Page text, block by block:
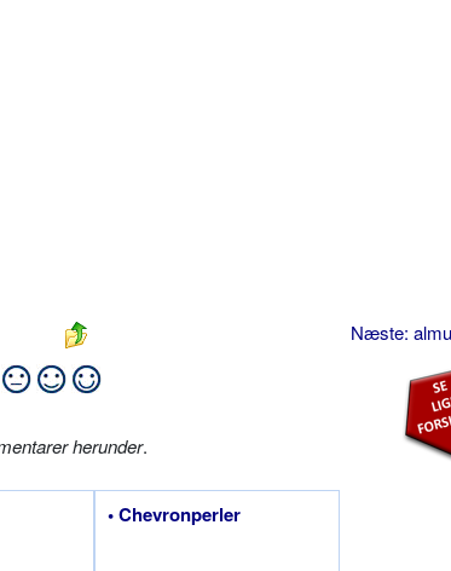
Næste:
herunder.
• Chevronperler